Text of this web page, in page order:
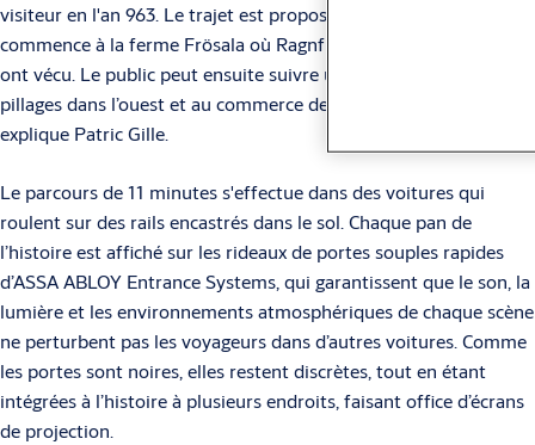
visiteur en l'an 963. Le trajet est proposé en plusieurs langues et
commence à la ferme Frösala où Ragnfrid et son mari Harald
ont vécu. Le public peut ensuite suivre un voyage et assister aux
pillages dans l’ouest et au commerce des esclaves à l’est »,
explique Patric Gille.
Le parcours de 11 minutes s'effectue dans des voitures qui
roulent sur des rails encastrés dans le sol. Chaque pan de
l’histoire est affiché sur les rideaux de portes souples rapides
d’ASSA ABLOY Entrance Systems, qui garantissent que le son, la
lumière et les environnements atmosphériques de chaque scène
ne perturbent pas les voyageurs dans d’autres voitures. Comme
les portes sont noires, elles restent discrètes, tout en étant
intégrées à l’histoire à plusieurs endroits, faisant office d’écrans
de projection.